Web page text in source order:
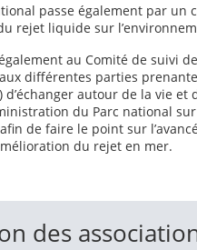
passe également par un
rejet liquide sur
au Comité de suivi
différentes parties
d’échanger autour de la vie
du Parc national
de faire le point sur
du rejet en mer.
des